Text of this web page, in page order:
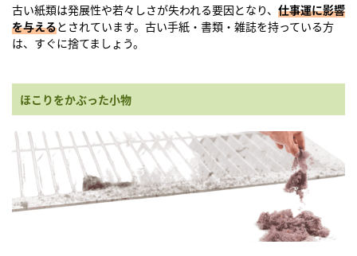
古い紙類は発展性や若々しさが失われる要因となり、 仕事運に影響
を与えるとされています。古い手紙・書類・雑誌を持っている方
は、すぐに捨てましょう。
ほこりをかぶった小物